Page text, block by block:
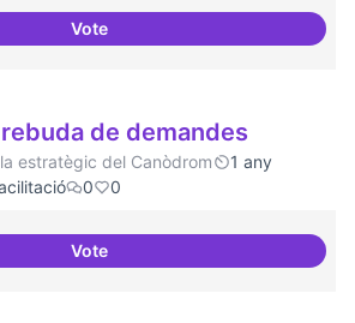
VoteEspai on la gent expressi i
de demandes
estratègic del Canòdrom
1 any
0 0
VoteProtocol de rebuda de